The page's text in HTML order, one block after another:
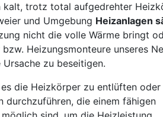
kalt, trotz total aufgedrehter
und Umgebung Heizanlagen
nicht die volle Wärme bringt
Heizungsmonteure unseres
zu beseitigen.
die Heizkörper zu entlüften oder
durchzuführen, die einem fähigen